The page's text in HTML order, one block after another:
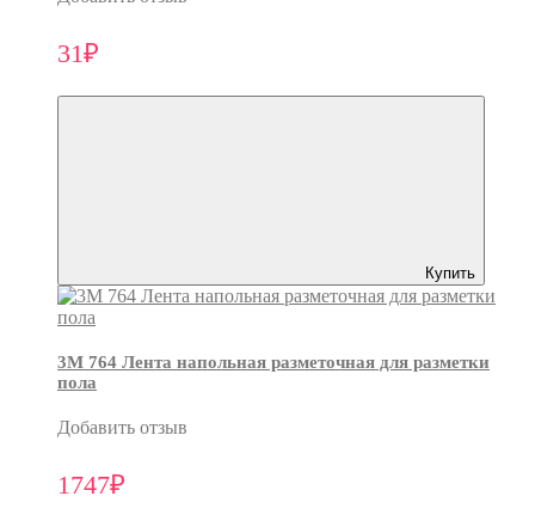
31₽
Купить
3M 764 Лента напольная разметочная для разметки
пола
Добавить отзыв
1747₽